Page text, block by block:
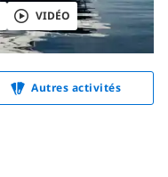
VIDÉO
Autres activités